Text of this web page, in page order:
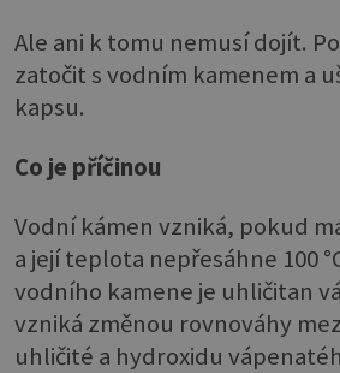
Ale ani k tomu nemusí dojít.
zatočit s vodním kamenem a
kapsu.
Co je příčinou
Vodní kámen vzniká, pokud
a její teplota nepřesáhne 100
vodního kamene je uhličitan
vzniká změnou rovnováhy
uhličité a hydroxidu